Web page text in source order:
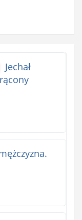
Jechał